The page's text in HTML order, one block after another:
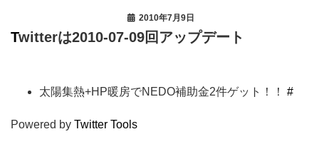
2010年7月9日
Twitterは2010-07-09回アップデート
太陽集熱+HP暖房でNEDO補助金2件ゲット！！ #
Powered by Twitter Tools